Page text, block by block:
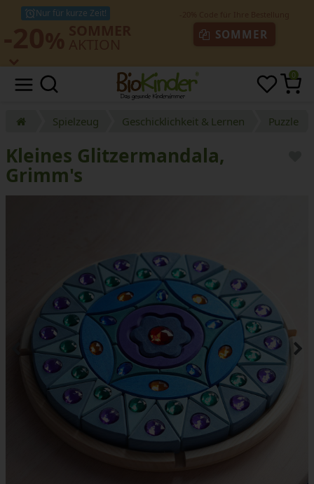
Nur für kurze Zeit!
SOMMER
0
Spielzeug Geschicklichkeit & Lernen Puzzle
Kleines Glitzermandala,
Grimm's